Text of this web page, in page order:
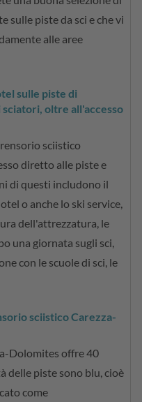
sulle piste da sci e che vi
alle aree
sulle piste di
oltre all'accesso
sciistico
diretto alle piste e
di questi includono il
o anche lo ski service,
dell'attrezzatura, le
una giornata sugli sci,
con le scuole di sci, le
sciistico Carezza-
Dolomites offre 40
delle piste sono blu, cioè
come